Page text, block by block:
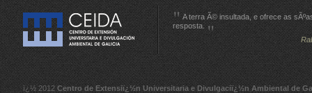
A terra Ã© insultada, e ofrece as
resposta.
ï¿½ 2012 Centro de Extensiï¿½n Universitaria e Divulgaciï¿½n Ambiental de